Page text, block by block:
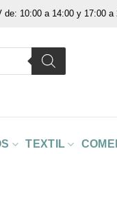
de: 10:00 a 14:00 y 17:00
TEXTIL